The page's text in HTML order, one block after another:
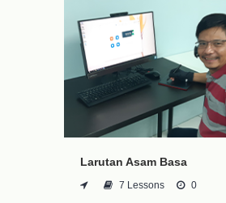
Larutan Asam Basa
7 Lessons 0